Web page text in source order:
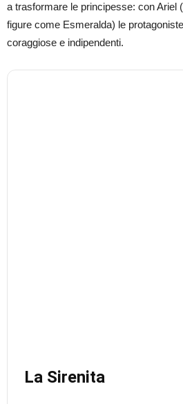
a trasformare le principesse: con Ariel
figure come Esmeralda) le
coraggiose e indipendenti.
La Sirenita